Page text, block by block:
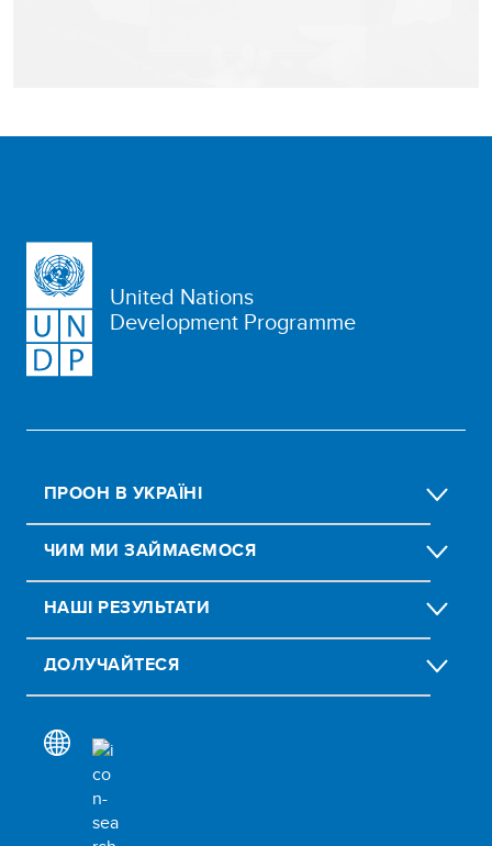
United Nations
Development Programme
ПРООН В УКРАЇНІ
ЧИМ МИ ЗАЙМАЄМОСЯ
НАШІ РЕЗУЛЬТАТИ
ДОЛУЧАЙТЕСЯ